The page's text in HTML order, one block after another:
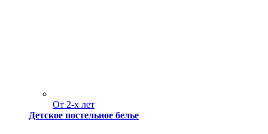
От 2-х лет
Детское постельное белье